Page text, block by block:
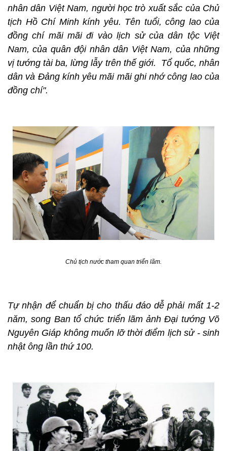
nhân dân Việt Nam, người học trò xuất sắc của Chủ
tịch Hồ Chí Minh kính yêu. Tên tuổi, công lao của
đồng chí mãi mãi đi vào lịch sử của dân tộc Việt
Nam, của quân đội nhân dân Việt Nam, của những
vị tướng tài ba, lừng lẫy trên thế giới. Tổ quốc, nhân
dân và Đảng kính yêu mãi mãi ghi nhớ công lao của
đồng chí".
Chủ tịch nước tham quan triển lãm.
Tự nhận để chuẩn bị cho thấu đáo dễ phải mất 1-2
năm, song Ban tổ chức triển lãm ảnh Đại tướng Võ
Nguyên Giáp không muốn lỡ thời điểm lịch sử - sinh
nhật ông lần thứ 100.